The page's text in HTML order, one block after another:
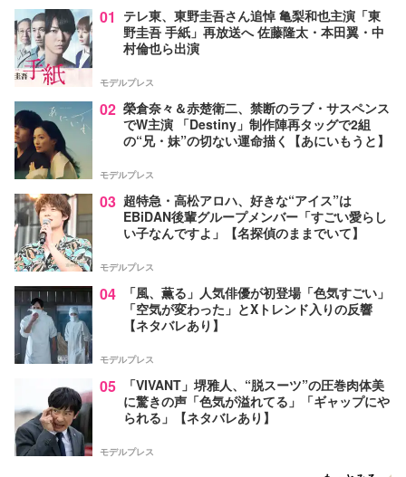
01 テレ東、東野圭吾さん追悼 亀梨和也主演「東
野圭吾 手紙」再放送へ 佐藤隆太・本田翼・中
村倫也ら出演
モデルプレス
02 榮倉奈々＆赤楚衛二、禁断のラブ・サスペンス
でW主演 「Destiny」制作陣再タッグで2組
の“兄・妹”の切ない運命描く【あにいもうと】
モデルプレス
03 超特急・高松アロハ、好きな“アイス”は
EBiDAN後輩グループメンバー「すごい愛らし
い子なんですよ」【名探偵のままでいて】
モデルプレス
04
「風、薫る」人気俳優が初登場「色気すごい」
「空気が変わった」とXトレンド入りの反響
【ネタバレあり】
モデルプレス
05
「VIVANT」堺雅人、“脱スーツ”の圧巻肉体美
に驚きの声「色気が溢れてる」「ギャップにや
られる」【ネタバレあり】
モデルプレス